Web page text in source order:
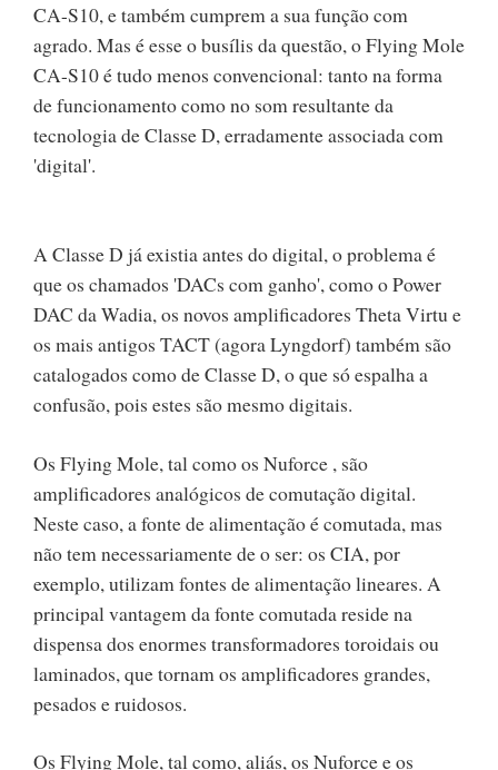
CA-S10, e também cumprem a sua função com
agrado. Mas é esse o busílis da questão, o Flying Mole
CA-S10 é tudo menos convencional: tanto na forma
de funcionamento como no som resultante da
tecnologia de Classe D, erradamente associada com
'digital'.
A Classe D já existia antes do digital, o problema é
que os chamados 'DACs com ganho', como o Power
DAC da Wadia, os novos amplificadores Theta Virtu e
os mais antigos TACT (agora Lyngdorf) também são
catalogados como de Classe D, o que só espalha a
confusão, pois estes são mesmo digitais.
Os Flying Mole, tal como os Nuforce , são
amplificadores analógicos de comutação digital.
Neste caso, a fonte de alimentação é comutada, mas
não tem necessariamente de o ser: os CIA, por
exemplo, utilizam fontes de alimentação lineares. A
principal vantagem da fonte comutada reside na
dispensa dos enormes transformadores toroidais ou
laminados, que tornam os amplificadores grandes,
pesados e ruidosos.
Os Flying Mole, tal como, aliás, os Nuforce e os